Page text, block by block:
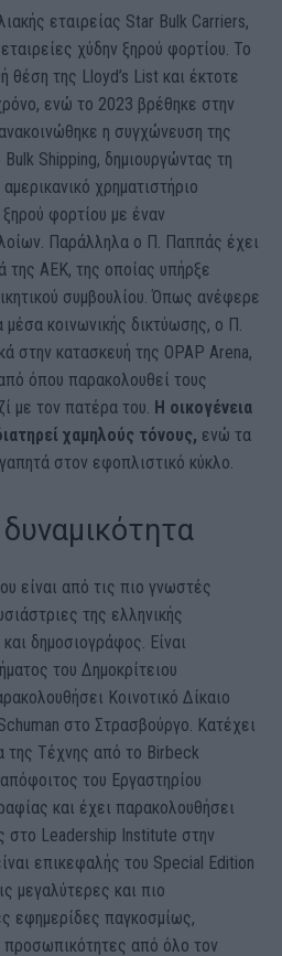
εταιρείας Star Bulk Carriers,
χύδην ξηρού φορτίου. Το
θέση της Lloyd’s List και έκτοτε
ενώ το 2023 βρέθηκε στην
η συγχώνευση της
Shipping, δημιουργώντας τη
χρηματιστήριο
ξηρού φορτίου με έναν
Παράλληλα ο Π. Παππάς έχει
της ΑΕΚ, της οποίας υπήρξε
συμβουλίου. Όπως ανέφερε
κοινωνικής δικτύωσης, ο Π.
στην κατασκευή της OPAP Arena,
όπου παρακολουθεί τους
με τον πατέρα του. Η οικογένεια
χαμηλούς τόνους, ενώ τα
στον εφοπλιστικό κύκλο.
είναι από τις πιο γνωστές
της ελληνικής
δημοσιογράφος. Είναι
του Δημοκρίτειου
Κοινοτικό Δίκαιο
στο Στρασβούργο. Κατέχει
της Τέχνης από το Birbeck
του Εργαστηρίου
και έχει παρακολουθήσει
στο Leadership Institute στην
επικεφαλής του Special Edition
μεγαλύτερες και πιο
εφημερίδες παγκοσμίως,
από όλο τον